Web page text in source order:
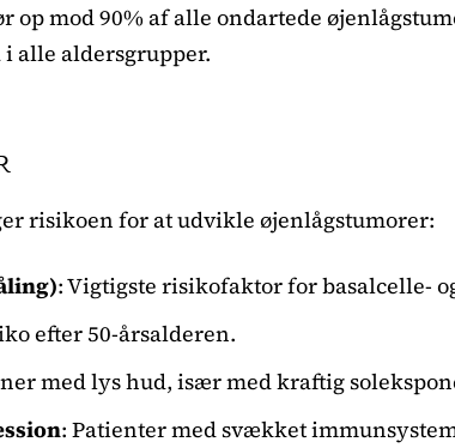
op mod 90% af alle ondartede
alle aldersgrupper.
risikoen for at udvikle øjenlågstumorer:
: Vigtigste risikofaktor for basalcelle-
efter 50-årsalderen.
med lys hud, især med kraftig
: Patienter med svækket